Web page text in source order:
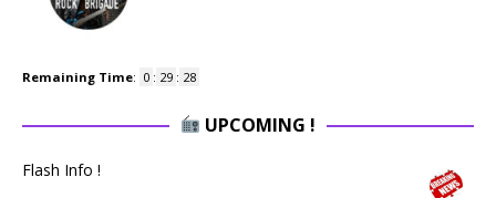
Remaining Time: 0 : 29 : 27
UPCOMING !
Flash Info !